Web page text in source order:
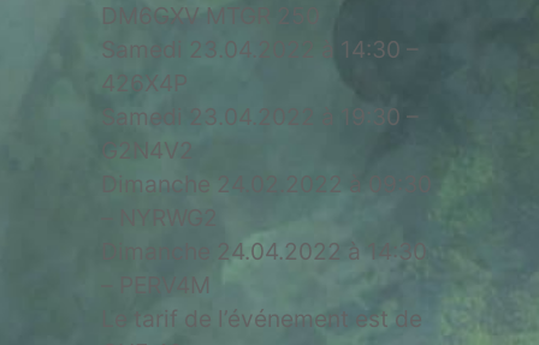
DM6GXV MTGR 250
Samedi 23.04.2022 à 14:30 –
Samedi 23.04.2022 à 19:30 –
G2N4V2
Dimanche 24.02.2022 à 09:30
Dimanche 24.04.2022 à 14:30
– PERV4M
Le tarif de l’événement est de